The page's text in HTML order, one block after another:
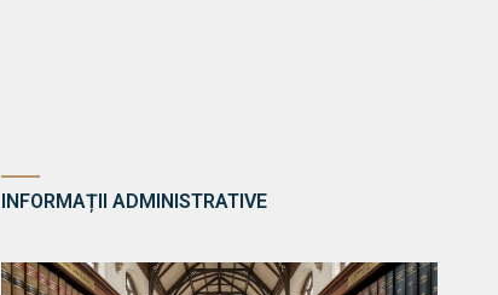
INFORMAȚII ADMINISTRATIVE